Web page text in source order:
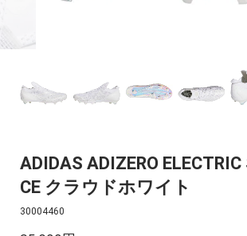
ADIDAS ADIZERO ELECTRIC
CE クラウドホワイト
30004460